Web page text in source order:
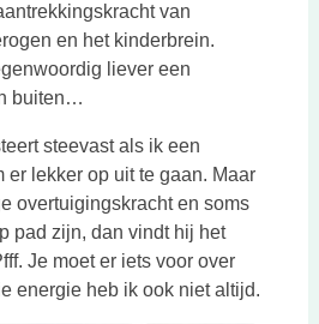
van
en het kinderbrein.
liever een
buiten…
steevast als ik een
er lekker op uit te gaan. Maar
overtuigingskracht en soms
pad zijn, dan vindt hij het
Je moet er iets voor over
energie heb ik ook niet altijd.